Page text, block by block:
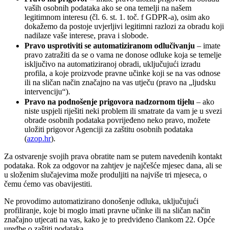
vaših osobnih podataka ako se ona temelji na našem
legitimnom interesu (čl. 6. st. 1. toč. f GDPR-a), osim ako
dokažemo da postoje uvjerljivi legitimni razlozi za obradu koji
nadilaze vaše interese, prava i slobode.
Pravo usprotiviti se automatiziranom odlučivanju – imate
pravo zatražiti da se o vama ne donose odluke koja se temelje
isključivo na automatiziranoj obradi, uključujući izradu
profila, a koje proizvode pravne učinke koji se na vas odnose
ili na sličan način značajno na vas utječu (pravo na „ljudsku
intervenciju“).
Pravo na podnošenje prigovora nadzornom tijelu – ako
niste uspjeli riješiti neki problem ili smatrate da vam je u svezi
obrade osobnih podataka povrijeđeno neko pravo, možete
uložiti prigovor Agenciji za zaštitu osobnih podataka
(azop.hr).
Za ostvarenje svojih prava obratite nam se putem navedenih kontakt
podataka. Rok za odgovor na zahtjev je najčešće mjesec dana, ali se
u složenim slučajevima može produljiti na najviše tri mjeseca, o
čemu ćemo vas obavijestiti.
Ne provodimo automatizirano donošenje odluka, uključujući
profiliranje, koje bi moglo imati pravne učinke ili na sličan način
značajno utjecati na vas, kako je to predviđeno člankom 22. Opće